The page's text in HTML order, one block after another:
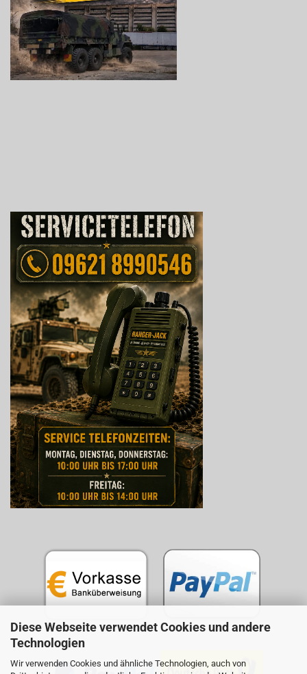
Diese Webseite verwendet Cookies und andere
Technologien
Wir verwenden Cookies und ähnliche Technologien, auch von